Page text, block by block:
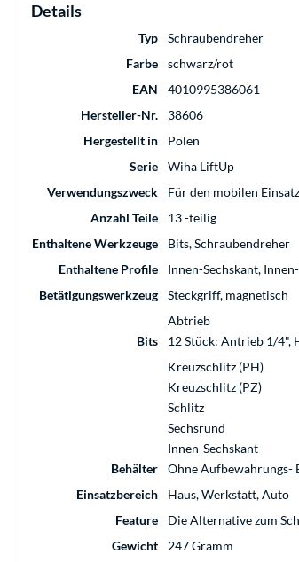
Details
Typ
Schraubendreher
Farbe
schwarz/rot
EAN
4010995386061
Hersteller-Nr.
38606
Hergestellt in
Polen
Serie
Wiha LiftUp
Verwendungszweck
Für den mobilen Einsatz
Anzahl Teile
13 -teilig
Enthaltene Werkzeuge
Bits, Schraubendreher
Enthaltene Profile
Innen-Sechskant,
Betätigungswerkzeug
Steckgriff, magnetisch
Abtrieb
Bits
12 Stück: Antrieb 1/4",
Kreuzschlitz (PH)
Kreuzschlitz (PZ)
Schlitz
Sechsrund
Innen-Sechskant
Behälter
Ohne Aufbewahrungs-
Einsatzbereich
Haus, Werkstatt, Auto
Feature
Die Alternative zum
Gewicht
247 Gramm